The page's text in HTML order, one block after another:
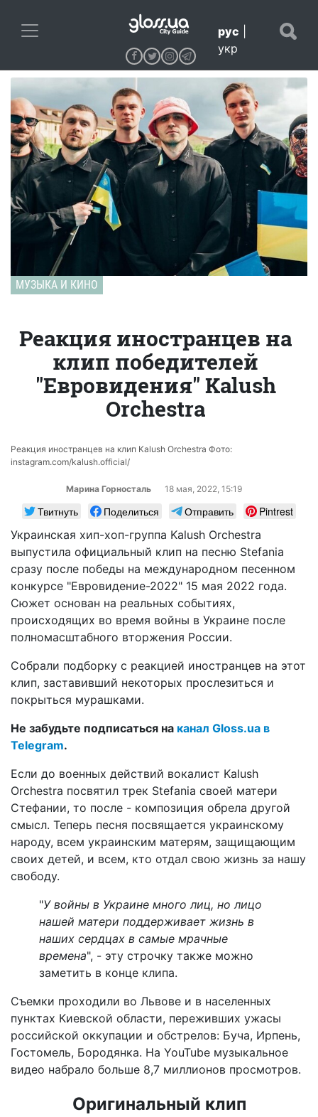
рус
укр
МУЗЫКА И КИНО
Реакция иностранцев на
клип победителей
"Евровидения" Kalush
Orchestra
Реакция иностранцев на клип Kalush Orchestra Фото:
instagram.com/kalush.official/
Марина Горносталь 18 мая, 2022, 15:19
Твитнуть Поделиться Отправить
Pintrest
Украинская хип-хоп-группа Kalush Orchestra
выпустила официальный клип на песню Stefania
сразу после победы на международном песенном
конкурсе "Евровидение-2022" 15 мая 2022 года.
Сюжет основан на реальных событиях,
происходящих во время войны в Украине после
полномасштабного вторжения России.
Собрали подборку с реакцией иностранцев на этот
клип, заставивший некоторых прослезиться и
покрыться мурашками.
Не забудьте подписаться на канал Gloss.ua в
Telegram.
Если до военных действий вокалист Kalush
Orchestra посвятил трек Stefania своей матери
Стефании, то после - композиция обрела другой
смысл. Теперь песня посвящается украинскому
народу, всем украинским матерям, защищающим
своих детей, и всем, кто отдал свою жизнь за нашу
свободу.
"У войны в Украине много лиц, но лицо
нашей матери поддерживает жизнь в
наших сердцах в самые мрачные
времена", - эту строчку также можно
заметить в конце клипа.
Съемки проходили во Львове и в населенных
пунктах Киевской области, переживших ужасы
российской оккупации и обстрелов: Буча, Ирпень,
Гостомель, Бородянка. На YouTube музыкальное
видео набрало больше 8,7 миллионов просмотров.
Оригинальный клип